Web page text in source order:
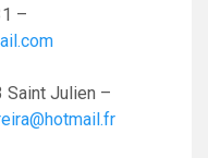
–
Saint Julien –